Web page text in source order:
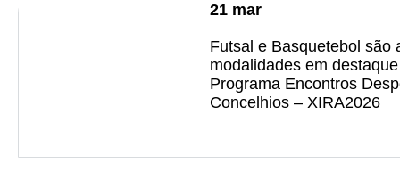
21 mar
Futsal e Basquetebol são
modalidades em
Programa Encontros
Concelhios – XIRA2026